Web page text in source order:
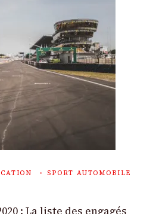
SPORT AUTOMOBILE
: La liste des engagés